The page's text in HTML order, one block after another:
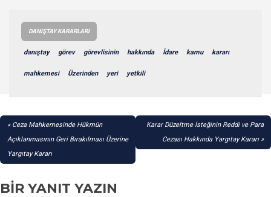
DANIŞTAY KARARLARI
danıştay görev görevlisinin hakkında İdare kamu kararı
mahkemesi Üzerinden yeri yetkili
YAZI
GEZINMESI
Ceza Mahkemesinde Hükmün
Açıklanmasının Geri Bırakılması Üzerine
Yargıtay Kararı
Karar Düzeltme İsteğinin Reddi ve Para
Cezası Hakkında Yargıtay Kararı
BIR YANIT YAZIN